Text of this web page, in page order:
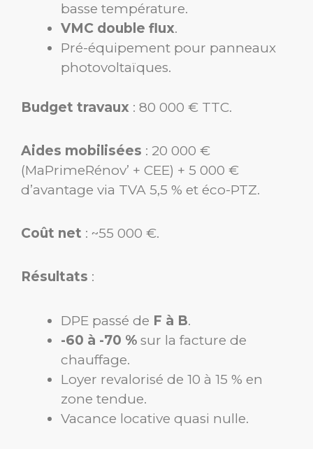
basse température.
VMC double flux.
Pré-équipement pour panneaux
photovoltaïques.
Budget travaux : 80 000 € TTC.
Aides mobilisées : 20 000 €
(MaPrimeRénov’ + CEE) + 5 000 €
d’avantage via TVA 5,5 % et éco-PTZ.
Coût net : ~55 000 €.
Résultats :
DPE passé de F à B.
-60 à -70 % sur la facture de
chauffage.
Loyer revalorisé de 10 à 15 % en
zone tendue.
Vacance locative quasi nulle.